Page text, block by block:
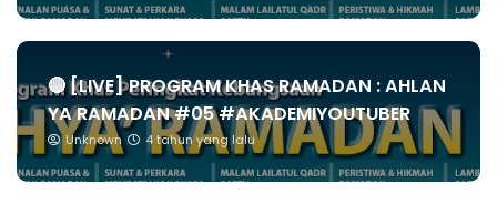
🔴 [LIVE] PROGRAM KHAS RAMADAN : AHLAN
YA RAMADAN #05 #AKADEMIYOUTUBER
Unknown 4 tahun yang lalu